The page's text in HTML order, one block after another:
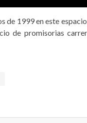
de 1999 en este
de promisorias